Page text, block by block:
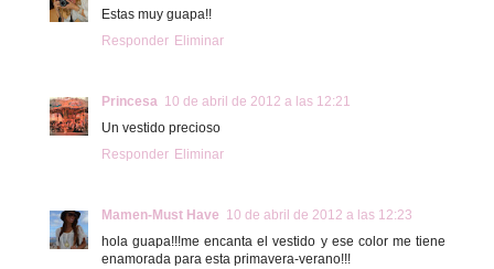
Estas muy guapa!!
Responder Eliminar
Princesa 10 de abril de 2012 a las 12:21
Un vestido precioso
Responder Eliminar
Mamen-Must Have 10 de abril de 2012 a las 12:23
hola guapa!!!me encanta el vestido y ese color me tiene
enamorada para esta primavera-verano!!!